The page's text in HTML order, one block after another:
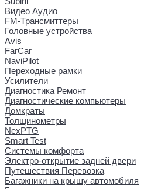
Видео Аудио
FM-Трансмиттеры
Головные устройства
Avis
FarCar
NaviPilot
Переходные рамки
Усилители
Диагностика Ремонт
Диагностические компьютеры
Домкраты
Толщинометры
NexPTG
Smart Test
Системы комфорта
Электро-открытие задней двери
Путешествия Перевозка
Багажники на крышу автомобиля